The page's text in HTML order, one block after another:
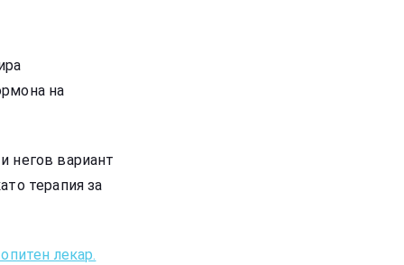
на
негов вариант
терапия за
лекар.